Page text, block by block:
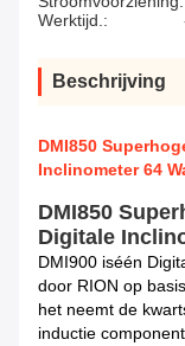
Werktijd.:
Beschrijving
DMI850
Inclinometer 64
DMI850
Digitale
DMI900 iséén
door RION op
het neemt de
inductie